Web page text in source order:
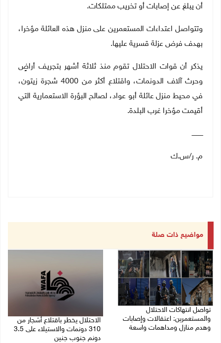
أن يبلغ عن إصابات أو تخريب ممتلكات.
وتتواصل اعتداءات المستعمرين على منزل هذه العائلة مؤخرا،
بهدف فرض عزلة قسرية عليها.
يذكر أن قوات الاحتلال تقوم منذ ثلاثة أشهر بتجريف أراضٍ
وحرث آلاف الدونمات، واقتلاع أكثر من 4000 شجرة زيتون،
في محيط منزل عائلة أبو عواد، لصالح البؤرة الاستعمارية التي
أقيمت مؤخرا غرب البلدة.
ـــــــــــ
م. ر/س.ك
مواضيع ذات صلة
تواصل انتهاكات الاحتلال
والمستعمرين: اعتقالات وإصابات
وهدم منازل ومداهمات واسعة
الاحتلال يخطر باقتلاع أشجار من
310 دونمات والاستيلاء على 3.5
دونم جنوب جنين